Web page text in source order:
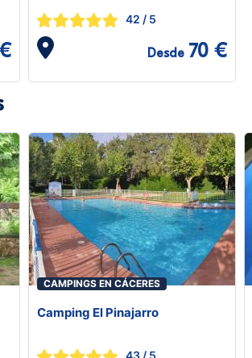
42 / 5
Desde 70 €
CAMPINGS EN CÁCERES
Camping El Pinajarro
43/ 5